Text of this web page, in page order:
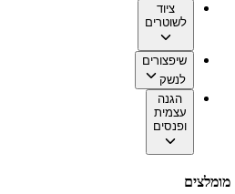
ציוד
לשוטרים
שיפצורים
לנשק
הגנה
עצמית
ופנסים
מומלצים